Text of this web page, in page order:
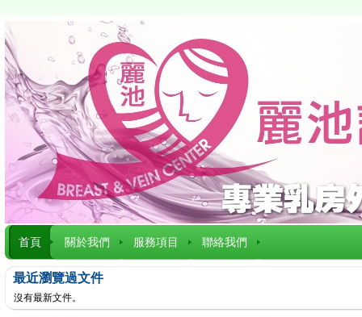
首頁 關於我們 服務項目 聯絡我們
最近瀏覽過文件
沒有最新文件。